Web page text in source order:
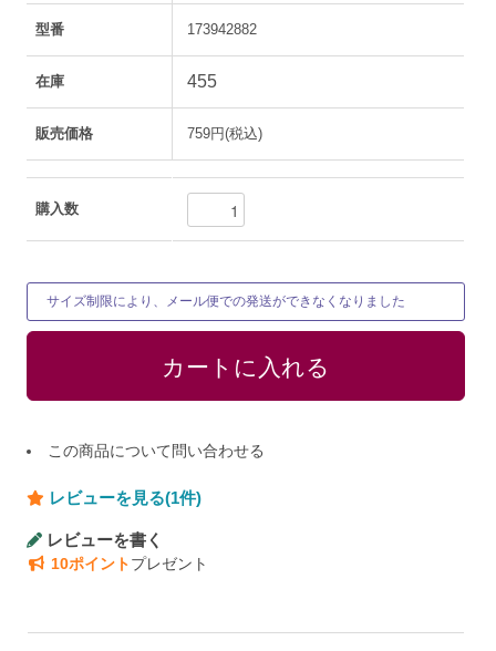
型番 173942882
在庫 455
販売価格 759円(税込)
購入数
サイズ制限により、メール便での発送ができなくなりました
この商品について問い合わせる
レビューを見る(1件)
レビューを書く
10ポイントプレゼント